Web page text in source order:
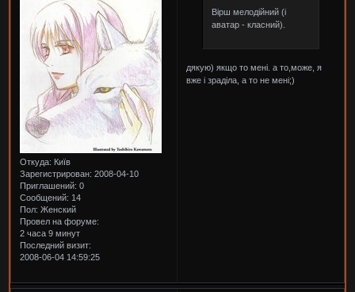
Откуда: Київ
Зарегистрирован: 2008-04-10
Приглашений: 0
Сообщений: 14
Пол: Женский
Провел на форуме:
2 часа 9 минут
Последний визит:
2008-06-04 14:59:25
Вірш мелодійний (і
аватар - класний).
дякую) якщо то мені. а то,може, я
вже і зраділа, а то не мені;)